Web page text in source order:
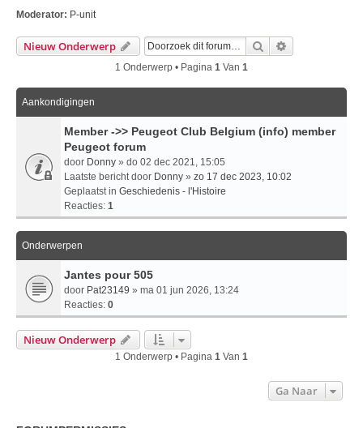
Moderator: P-unit
Nieuw Onderwerp Zoek
1 Onderwerp • Pagina 1 Van 1
Aankondigingen
Member ->> Peugeot Club Belgium (info) member
Peugeot forum
door Donny » do 02 dec 2021, 15:05
Laatste bericht door Donny » zo 17 dec 2023, 10:02
Geplaatst in Geschiedenis - l'Histoire
Reacties: 1
Onderwerpen
Jantes pour 505
door Pat23149 » ma 01 jun 2026, 13:24
Reacties: 0
Nieuw Onderwerp
1 Onderwerp • Pagina 1 Van 1
Ga Naar